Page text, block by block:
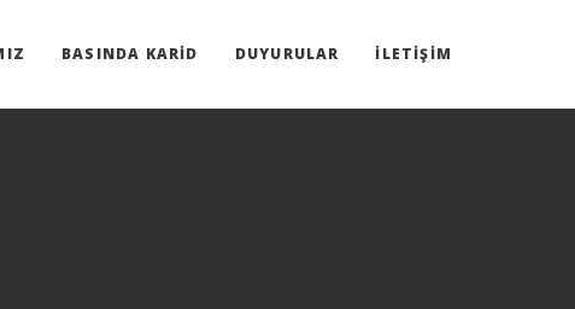
BASINDA KARID DUYURULAR İLETIŞIM